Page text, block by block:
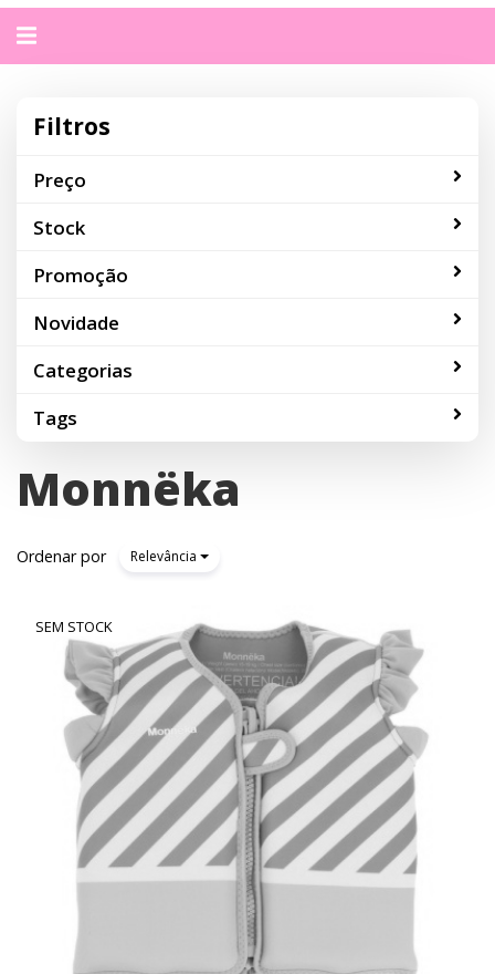
Alternar
Filtros
Preço
Stock
Promoção
Novidade
Categorias
Tags
Monnëka
Ordenar por Relevância
SEM STOCK